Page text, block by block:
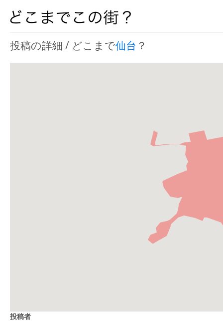
投稿の詳細 / どこまで仙台 ？
投稿者